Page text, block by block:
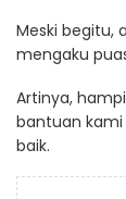
Meski begitu,
mengaku
Artinya,
bantuan
baik.